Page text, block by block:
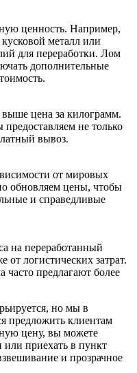
ценность. Например,
металл или
для переработки. Лом
дополнительные
цена за килограмм.
не только
вывоз.
от мировых
обновляем цены, чтобы
и справедливые
на переработанный
логистических затрат.
предлагают более
но мы в
предложить клиентам
цену, вы можете
или приехать в пункт
и прозрачное